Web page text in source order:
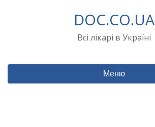
DOC.CO.UA
Всі лікарі в Україні
Меню